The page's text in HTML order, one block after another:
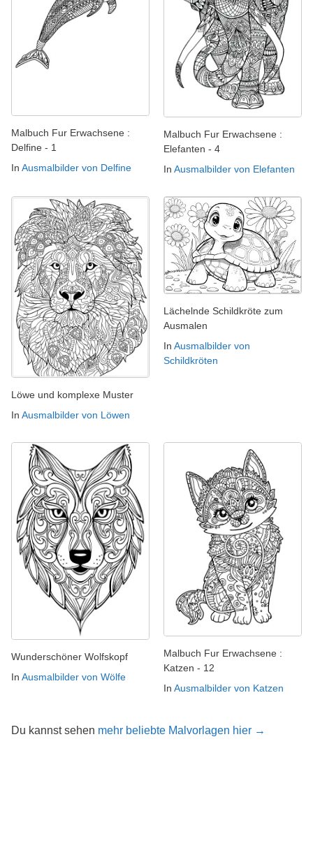
Malbuch Fur Erwachsene :
Delfine - 1
In Ausmalbilder von Delfine
Malbuch Fur Erwachsene :
Elefanten - 4
In Ausmalbilder von Elefanten
Löwe und komplexe Muster
In Ausmalbilder von Löwen
Lächelnde Schildkröte zum
Ausmalen
In Ausmalbilder von
Schildkröten
Wunderschöner Wolfskopf
In Ausmalbilder von Wölfe
Malbuch Fur Erwachsene :
Katzen - 12
In Ausmalbilder von Katzen
Du kannst sehen mehr beliebte Malvorlagen hier →